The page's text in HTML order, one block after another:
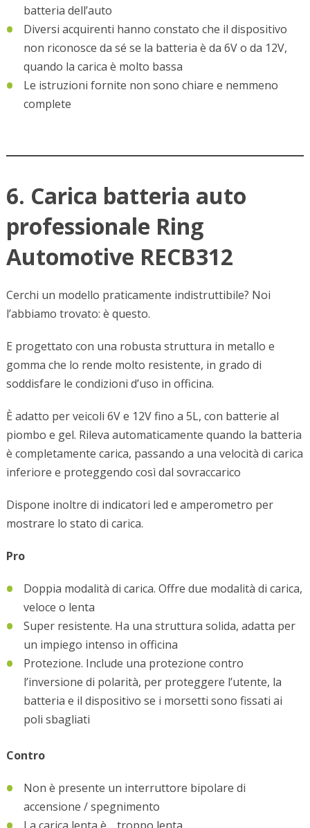
batteria dell’auto
Diversi acquirenti hanno constato che il dispositivo
non riconosce da sé se la batteria è da 6V o da 12V,
quando la carica è molto bassa
Le istruzioni fornite non sono chiare e nemmeno
complete
6. Carica batteria auto
professionale Ring
Automotive RECB312
Cerchi un modello praticamente indistruttibile? Noi
l’abbiamo trovato: è questo.
E progettato con una robusta struttura in metallo e
gomma che lo rende molto resistente, in grado di
soddisfare le condizioni d’uso in officina.
È adatto per veicoli 6V e 12V fino a 5L, con batterie al
piombo e gel. Rileva automaticamente quando la batteria
è completamente carica, passando a una velocità di carica
inferiore e proteggendo così dal sovraccarico
Dispone inoltre di indicatori led e amperometro per
mostrare lo stato di carica.
Pro
Doppia modalità di carica. Offre due modalità di carica,
veloce o lenta
Super resistente. Ha una struttura solida, adatta per
un impiego intenso in officina
Protezione. Include una protezione contro
l’inversione di polarità, per proteggere l’utente, la
batteria e il dispositivo se i morsetti sono fissati ai
poli sbagliati
Contro
Non è presente un interruttore bipolare di
accensione / spegnimento